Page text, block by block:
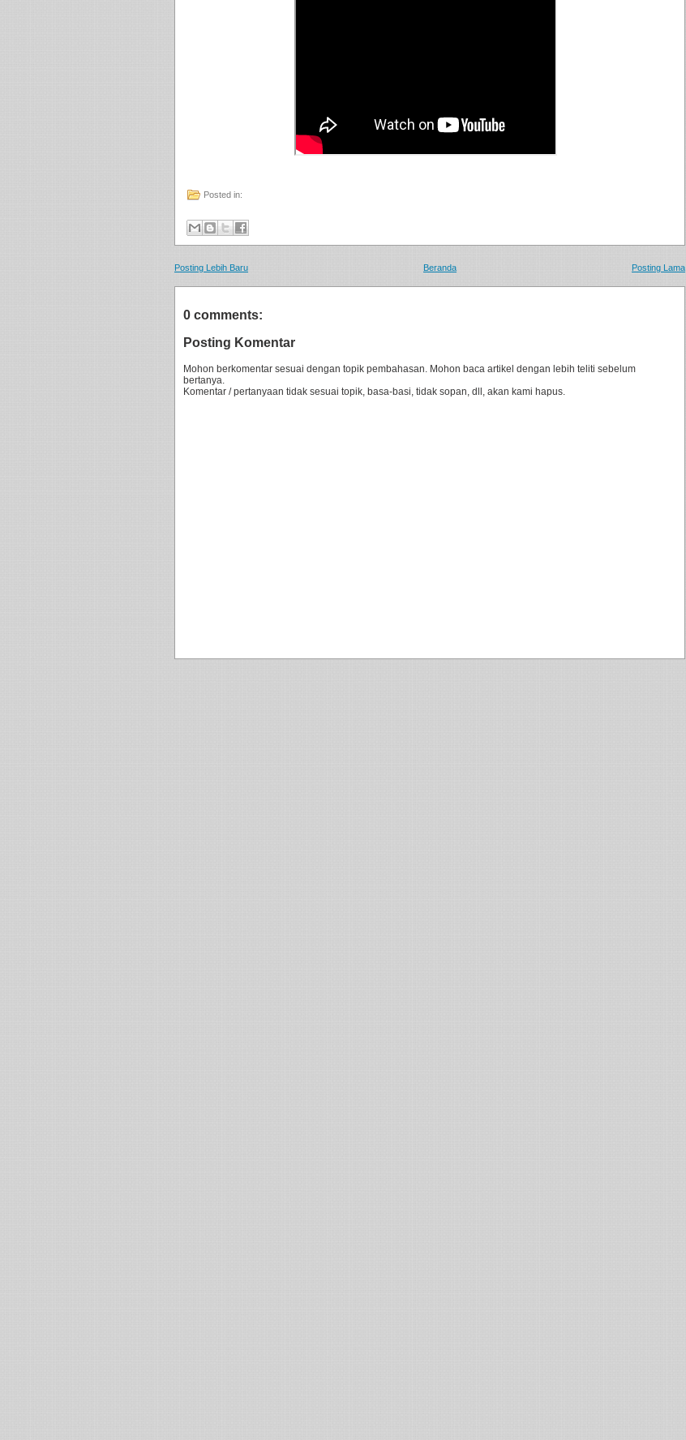
Posted in:
Posting Lebih Baru Posting Lama
Beranda
0 comments:
Posting Komentar
Mohon berkomentar sesuai dengan topik pembahasan. Mohon baca artikel dengan lebih teliti sebelum
bertanya.
Komentar / pertanyaan tidak sesuai topik, basa-basi, tidak sopan, dll, akan kami hapus.